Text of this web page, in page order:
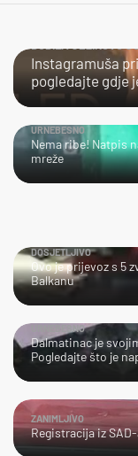
Instagramuša
pogledajte gdje
URNEBESNO
Nema ribe! Natpis
mreže
DOSJETLJIVO
Ovo je prijevoz s 5
Balkanu
URNEBESNO
Dalmatinac je
Pogledajte što je
ZANIMLJIVO
Registracija iz